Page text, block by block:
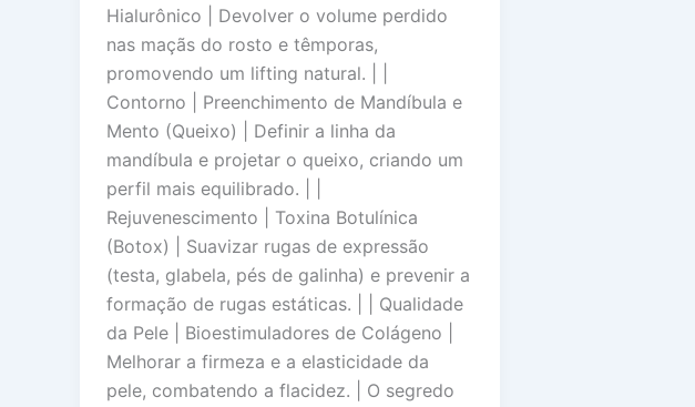
Hialurônico | Devolver o volume perdido
nas maçãs do rosto e têmporas,
promovendo um lifting natural. | |
Contorno | Preenchimento de Mandíbula e
Mento (Queixo) | Definir a linha da
mandíbula e projetar o queixo, criando um
perfil mais equilibrado. | |
Rejuvenescimento | Toxina Botulínica
(Botox) | Suavizar rugas de expressão
(testa, glabela, pés de galinha) e prevenir a
formação de rugas estáticas. | | Qualidade
da Pele | Bioestimuladores de Colágeno |
Melhorar a firmeza e a elasticidade da
pele, combatendo a flacidez. | O segredo